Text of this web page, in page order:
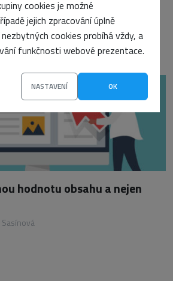
cookies je možné
jejich zpracování úplně
cookies probíhá vždy, a
funkčnosti webové prezentace.
NASTAVENÍ OK
Sasínová
hodnotu obsahu a nejen